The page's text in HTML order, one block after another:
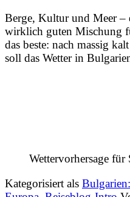
Berge, Kultur und Meer –
wirklich guten Mischung
das beste: nach massig
soll das Wetter in
Wettervorhersage für
Kategorisiert als